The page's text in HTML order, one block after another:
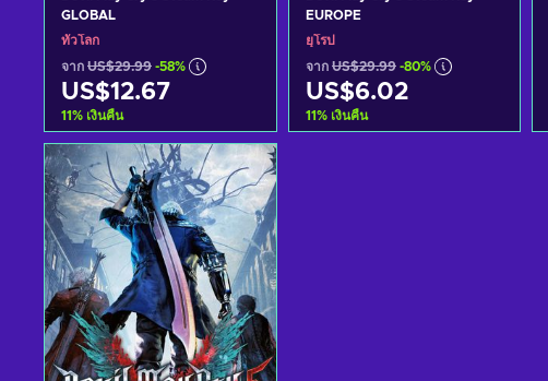
GLOBAL
ทั่วโลก
จาก US$29.99 -58%
US$12.67
11% เงินคืน
หยิบใส่ตะกร้า
ดูข้อเสนอ
EUROPE
ยุโรป
จาก US$29.99 -80%
US$6.02
11% เงินคืน